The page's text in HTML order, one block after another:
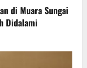
di Muara Sungai
Didalami